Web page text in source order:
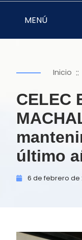
MENÚ
Inicio ::
CELEC
último
6 de febrero de